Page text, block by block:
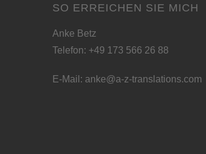
SO ERREICHEN SIE MICH
Anke Betz
Telefon: +49 173 566 26 88
E-Mail: anke@a-z-translations.com